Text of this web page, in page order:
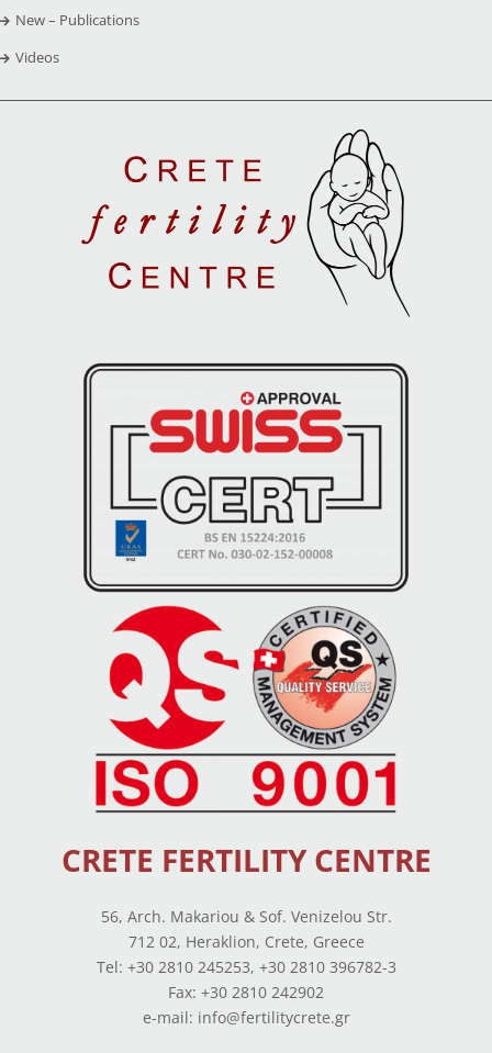
New – Publications
Videos
CRETE FERTILITY CENTRE
56, Arch. Makariou & Sof. Venizelou Str.
712 02, Heraklion, Crete, Greece
Tel: +30 2810 245253, +30 2810 396782-3
Fax: +30 2810 242902
e-mail: info@fertilitycrete.gr